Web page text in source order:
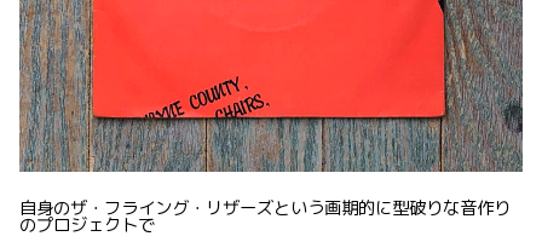
自身のザ・フライング・リザーズという画期的に型破りな音作り
のプロジェクトで